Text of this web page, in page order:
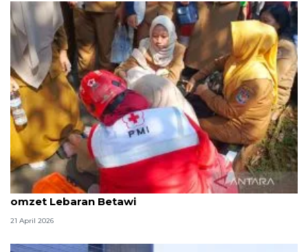
DKI kemarin, kebakaran gedung Kemendagri lalu
omzet Lebaran Betawi
21 April 2026